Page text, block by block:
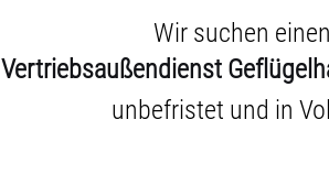
Wir suchen einen
Vertriebsaußendienst
unbefristet und in